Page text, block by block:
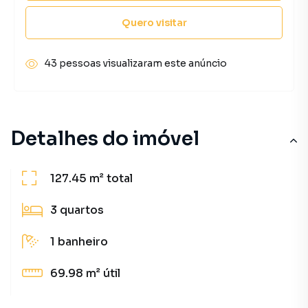
Detalhes do imóvel
127.45 m²total
3 quartos
1 banheiro
69.98 m² útil
Quero visitar
43 pessoas visualizaram este anúncio